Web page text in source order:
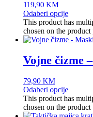
119,90 KM
Odaberi opcije
This product has
chosen on the product
Vojne čizme
79,90 KM
Odaberi opcije
This product has
chosen on the product